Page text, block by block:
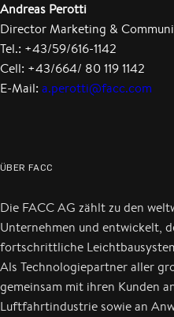
Andreas Perotti
Director Marketing &
Tel.: +43/59/616-1142
Cell: +43/664/ 80 119 1142
E-Mail: a.perotti@facc.com
ÜBER FACC
Die FACC AG zählt zu den
Unternehmen und entwickelt,
fortschrittliche
Als Technologiepartner aller
gemeinsam mit ihren Kunden
Luftfahrtindustrie sowie an